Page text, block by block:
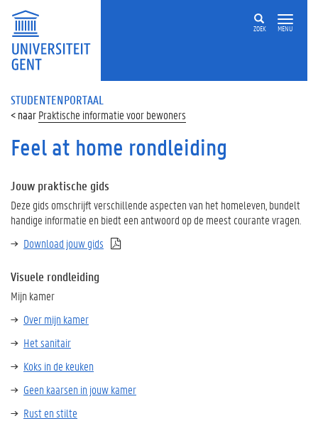
ZOEK MENU
STUDENTENPORTAAL
Praktische informatie voor bewoners
Feel at home rondleiding
Jouw praktische gids
Deze gids omschrijft verschillende aspecten van het homeleven, bundelt
handige informatie en biedt een antwoord op de meest courante vragen.
Download jouw gids
Visuele rondleiding
Mijn kamer
Over mijn kamer
Het sanitair
Koks in de keuken
Geen kaarsen in jouw kamer
Rust en stilte